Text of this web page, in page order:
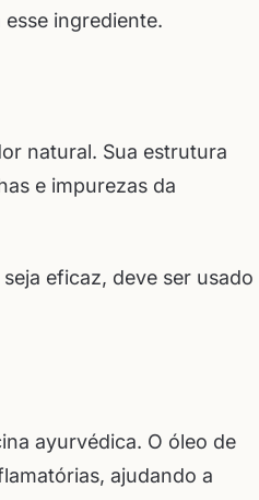
ingrediente.
natural. Sua estrutura
e impurezas da
eficaz, deve ser usado
ayurvédica. O óleo de
ajudando a